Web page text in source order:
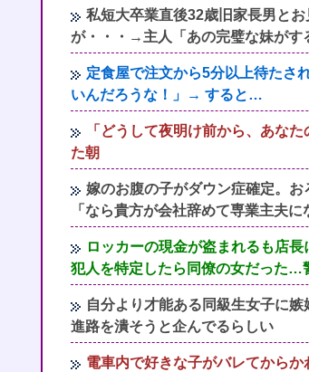
私短大卒業直後32歳旧家長男と
が・・・→主人「あの完璧な妹がす
定食屋で注文から5分以上待たさ
いんだろうな！」→ すると…
「どうして夜明け前から、あな
た朝
嫁のお腹の子がダウン症確定。
「なら貴方が会社辞めて専業主夫
ロッカーの現金が盗まれるも店
犯人を特定したら同僚の女だった…
自分より才能ある同級生女子に
進路を潰そうと企んでるらしい
電車内で好きな子がバレてから